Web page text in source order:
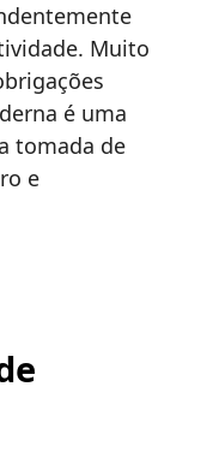
Muito
é uma
tomada de
e